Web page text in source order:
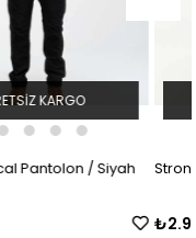
Strong Tactical Pantolon /
ÜCRETSIZ KARGO